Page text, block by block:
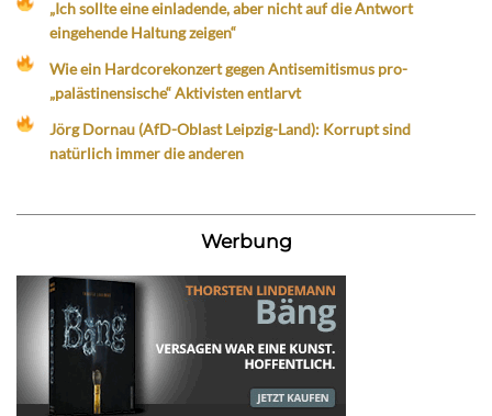
„Ich sollte eine einladende, aber nicht auf die Antwort
eingehende Haltung zeigen“
Wie ein Hardcorekonzert gegen Antisemitismus pro-
„palästinensische“ Aktivisten entlarvt
Jörg Dornau (AfD-Oblast Leipzig-Land): Korrupt sind
natürlich immer die anderen
Werbung